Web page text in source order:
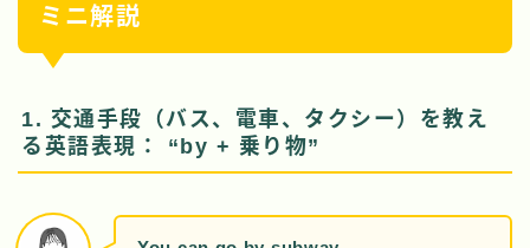
ミニ解説
1. 交通手段（バス、電車、タクシー）を教え
る英語表現： “by + 乗り物”